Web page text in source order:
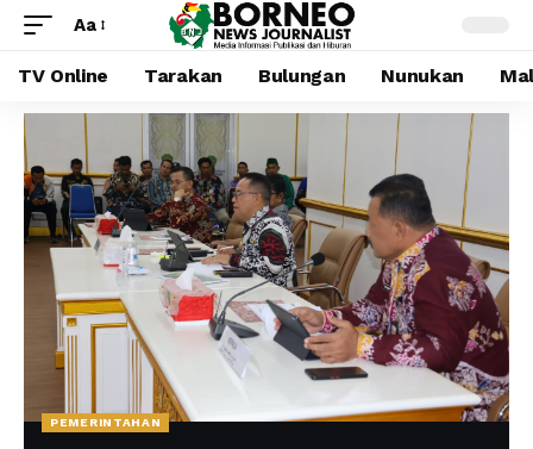
Aa
TV Online Tarakan Bulungan Nunukan
PEMERINTAHAN